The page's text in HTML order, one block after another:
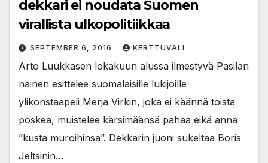
dekkari ei noudata Suomen
virallista ulkopolitiikkaa
SEPTEMBER 6, 2016 KERTTUVALI
Arto Luukkasen lokakuun alussa ilmestyvä Pasilan
nainen esittelee suomalaisille lukijoille
ylikonstaapeli Merja Virkin, joka ei käännä toista
poskea, muistelee kärsimäänsä pahaa eikä anna
”kusta muroihinsa”. Dekkarin juoni sukeltaa Boris
Jeltsinin…